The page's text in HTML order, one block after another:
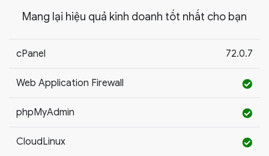
Mang lại hiệu quả kinh doanh tốt nhất cho bạn
cPanel 72.0.7
Web Application Firewall
phpMyAdmin
CloudLinux